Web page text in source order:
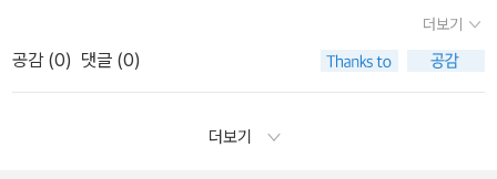
자체가 민속이어서 곱씹을수록 그 의미가 새롭다. 이러니 제주에서
빠져나오기 힘들다. 4. 가보고 싶은 곳(책에 나왔지만 아직 가보지 못
가봤지만 제대로 구경해본 적이 없다. 이 책을 읽고 나서야 삼양동에
장군봉을 보고 할망의 아들들을 떠올려도 보고 싶고 한번도 본 적이
없는 제주의 용암동굴도 보고 싶고, 그 깊이가 바다와 맞닿았다는 제
주의 시조이야기가 얽힌 삼성혈에도 가보고 싶다. 왜 그리 볼 곳도 많
에 얽힌 이야기를 풀어내는 맛에 매번 <나의 문화유산 답사기>의 다
다움과 다시 한번 가보고 싶다는 동경을 심어 주었다. 다른 답사기와
다르게 문화유산에 대한 이야기 보다는 아름다운 풍경(오름 한라산
용암동굴)과인물들의 이야기가 주가된 7권은 조금은 색다른 맛으로
다가 왔다. 제주도가 유네스코 자연유산에 지정되는 과정이나, 제주
더보기
공감 (0) 댓글 (0)
더보기